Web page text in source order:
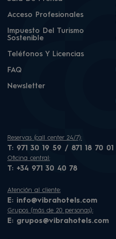
Acceso Profesionales
Impuesto Del Turismo
Sostenible
Teléfonos Y Licencias
FAQ
Newsletter
Reservas (call center 24/7):
T: 971 30 19 59 / 871 18 70 01
Oficina central:
T: +34 971 30 40 78
Atención al cliente:
E: info@vibrahotels.com
Grupos (más de 20 personas):
E: grupos@vibrahotels.com